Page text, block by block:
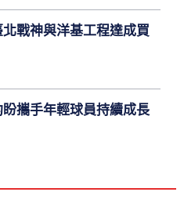
戰神與洋基工程達成買
攜手年輕球員持續成長